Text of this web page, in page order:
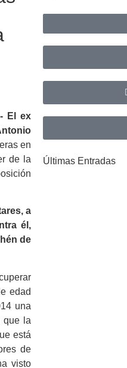
El ex
en
de la
a
él,
de
edad
una
que la
está
de
visto
Últimas Entradas